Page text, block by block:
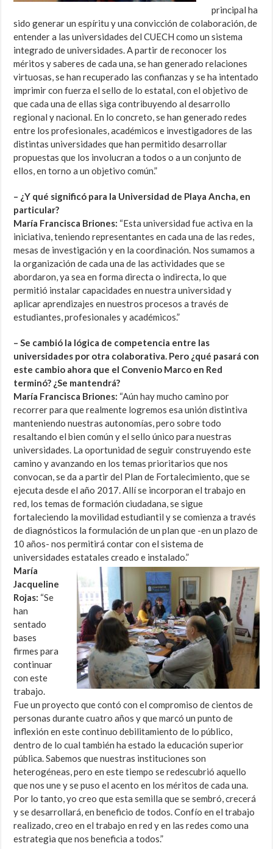
principal ha
sido generar un espíritu y una convicción de colaboración, de
entender a las universidades del CUECH como un sistema
integrado de universidades. A partir de reconocer los
méritos y saberes de cada una, se han generado relaciones
virtuosas, se han recuperado las confianzas y se ha intentado
imprimir con fuerza el sello de lo estatal, con el objetivo de
que cada una de ellas siga contribuyendo al desarrollo
regional y nacional. En lo concreto, se han generado redes
entre los profesionales, académicos e investigadores de las
distintas universidades que han permitido desarrollar
propuestas que los involucran a todos o a un conjunto de
ellos, en torno a un objetivo común.”
– ¿Y qué significó para la Universidad de Playa Ancha, en
particular?
María Francisca Briones: “Esta universidad fue activa en la
iniciativa, teniendo representantes en cada una de las redes,
mesas de investigación y en la coordinación. Nos sumamos a
la organización de cada una de las actividades que se
abordaron, ya sea en forma directa o indirecta, lo que
permitió instalar capacidades en nuestra universidad y
aplicar aprendizajes en nuestros procesos a través de
estudiantes, profesionales y académicos.”
– Se cambió la lógica de competencia entre las
universidades por otra colaborativa. Pero ¿qué pasará con
este cambio ahora que el Convenio Marco en Red
terminó? ¿Se mantendrá?
María Francisca Briones: “Aún hay mucho camino por
recorrer para que realmente logremos esa unión distintiva
manteniendo nuestras autonomías, pero sobre todo
resaltando el bien común y el sello único para nuestras
universidades. La oportunidad de seguir construyendo este
camino y avanzando en los temas prioritarios que nos
convocan, se da a partir del Plan de Fortalecimiento, que se
ejecuta desde el año 2017. Allí se incorporan el trabajo en
red, los temas de formación ciudadana, se sigue
fortaleciendo la movilidad estudiantil y se comienza a través
de diagnósticos la formulación de un plan que -en un plazo de
10 años- nos permitirá contar con el sistema de
universidades estatales creado e instalado.”
María
Jacqueline
Rojas: “Se
han
sentado
bases
firmes para
continuar
con este
trabajo.
Fue un proyecto que contó con el compromiso de cientos de
personas durante cuatro años y que marcó un punto de
inflexión en este continuo debilitamiento de lo público,
dentro de lo cual también ha estado la educación superior
pública. Sabemos que nuestras instituciones son
heterogéneas, pero en este tiempo se redescubrió aquello
que nos une y se puso el acento en los méritos de cada una.
Por lo tanto, yo creo que esta semilla que se sembró, crecerá
y se desarrollará, en beneficio de todos. Confío en el trabajo
realizado, creo en el trabajo en red y en las redes como una
estrategia que nos beneficia a todos.”